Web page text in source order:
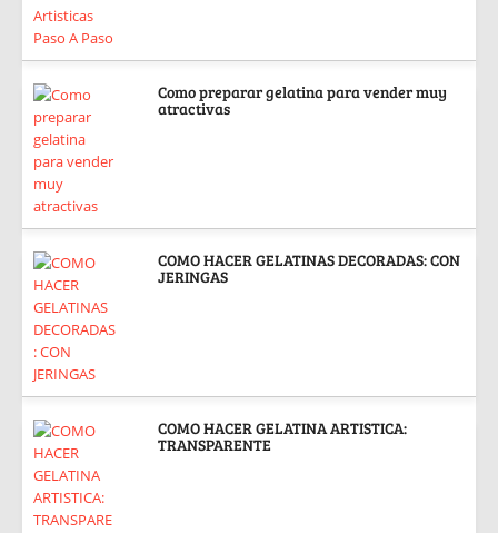
Como preparar gelatina para vender muy
atractivas
COMO HACER GELATINAS DECORADAS: CON
JERINGAS
COMO HACER GELATINA ARTISTICA:
TRANSPARENTE